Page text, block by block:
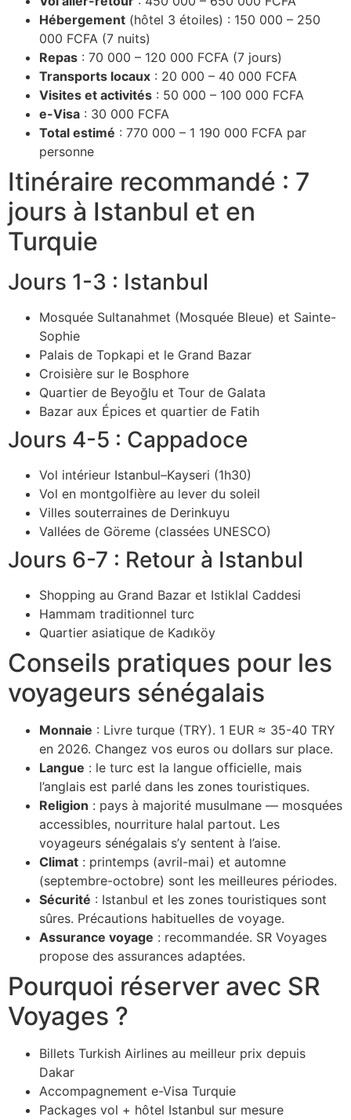
Hébergement (hôtel 3 étoiles) : 150 000 – 250
000 FCFA (7 nuits)
Repas : 70 000 – 120 000 FCFA (7 jours)
Transports locaux : 20 000 – 40 000 FCFA
Visites et activités : 50 000 – 100 000 FCFA
e-Visa : 30 000 FCFA
Total estimé : 770 000 – 1 190 000 FCFA par
personne
Itinéraire recommandé : 7
jours à Istanbul et en
Turquie
Jours 1-3 : Istanbul
Mosquée Sultanahmet (Mosquée Bleue) et Sainte-
Sophie
Palais de Topkapi et le Grand Bazar
Croisière sur le Bosphore
Quartier de Beyoğlu et Tour de Galata
Bazar aux Épices et quartier de Fatih
Jours 4-5 : Cappadoce
Vol intérieur Istanbul–Kayseri (1h30)
Vol en montgolfière au lever du soleil
Villes souterraines de Derinkuyu
Vallées de Göreme (classées UNESCO)
Jours 6-7 : Retour à Istanbul
Shopping au Grand Bazar et Istiklal Caddesi
Hammam traditionnel turc
Quartier asiatique de Kadıköy
Conseils pratiques pour les
voyageurs sénégalais
Monnaie : Livre turque (TRY). 1 EUR ≈ 35-40 TRY
en 2026. Changez vos euros ou dollars sur place.
Langue : le turc est la langue officielle, mais
l’anglais est parlé dans les zones touristiques.
Religion : pays à majorité musulmane — mosquées
accessibles, nourriture halal partout. Les
voyageurs sénégalais s’y sentent à l’aise.
Climat : printemps (avril-mai) et automne
(septembre-octobre) sont les meilleures périodes.
Sécurité : Istanbul et les zones touristiques sont
sûres. Précautions habituelles de voyage.
Assurance voyage : recommandée. SR Voyages
propose des assurances adaptées.
Pourquoi réserver avec SR
Voyages ?
Billets Turkish Airlines au meilleur prix depuis
Dakar
Accompagnement e-Visa Turquie
Packages vol + hôtel Istanbul sur mesure